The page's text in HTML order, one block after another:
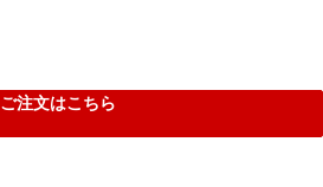
ご注文はこちら